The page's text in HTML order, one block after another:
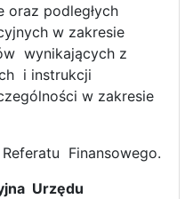
podległych
w zakresie
wynikających z
i instrukcji
w zakresie
Finansowego.
Urzędu